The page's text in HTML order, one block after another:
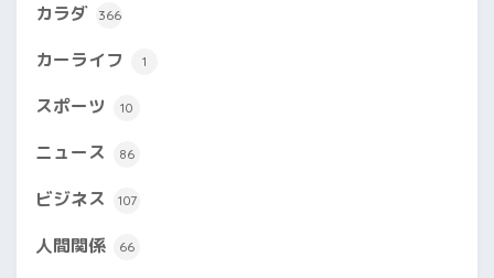
カラダ 366
カーライフ 1
スポーツ 10
ニュース 86
ビジネス 107
人間関係 66